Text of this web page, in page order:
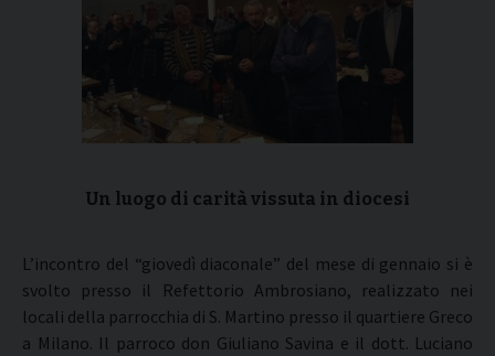
Un luogo di carità vissuta in diocesi
L’incontro del “giovedì diaconale” del mese di gennaio si è
svolto presso il Refettorio Ambrosiano, realizzato nei
locali della parrocchia di S. Martino presso il quartiere Greco
a Milano. Il parroco don Giuliano Savina e il dott. Luciano